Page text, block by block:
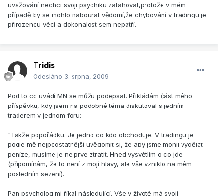
uvažování nechci svoji psychiku zatahovat,protože v mém
případě by se mohlo nabourat vědomí,že chybování v tradingu je
přirozenou věcí a dokonalost sem nepatří.
Tridis
Odesláno 3. srpna, 2009
Pod to co uvádí MN se můžu podepsat. Přikládám část mého
příspěvku, kdy jsem na podobné téma diskutoval s jedním
traderem v jednom foru:
"Takže popořádku. Je jedno co kdo obchoduje. V tradingu je
podle mě nejpodstatnější uvědomit si, že aby jsme mohli vydělat
peníze, musíme je nejprve ztratit. Hned vysvětlím o co jde
(připomínám, že to není z mojí hlavy, ale vše vzniklo na mém
posledním sezení).
Pan psycholog mi říkal následující. Vše v životě má svoji